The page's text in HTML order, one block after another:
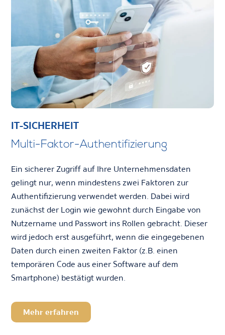
IT-SICHERHEIT
Multi-Faktor-Authentifizierung
Ein sicherer Zugriff auf Ihre Unternehmensdaten
gelingt nur, wenn mindestens zwei Faktoren zur
Authentifizierung verwendet werden. Dabei wird
zunächst der Login wie gewohnt durch Eingabe von
Nutzername und Passwort ins Rollen gebracht. Dieser
wird jedoch erst ausgeführt, wenn die eingegebenen
Daten durch einen zweiten Faktor (z.B. einen
temporären Code aus einer Software auf dem
Smartphone) bestätigt wurden.
Mehr erfahren